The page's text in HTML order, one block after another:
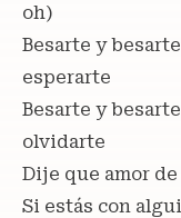
oh)
Besarte y
esperarte
Besarte y
olvidarte
Dije que amor
Si estás con